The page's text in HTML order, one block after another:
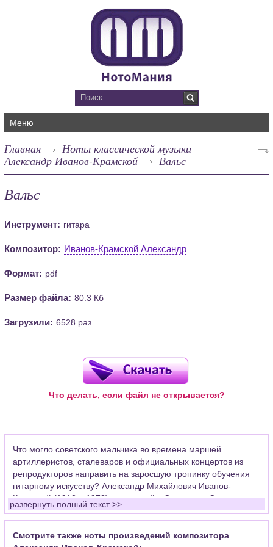
Меню
Главная
Ноты классической музыки
Александр Иванов-Крамской
Вальс
Вальс
Инструмент: гитара
Композитор: Иванов-Крамской Александр
Формат: pdf
Размер файла: 80.3 Кб
Загрузили: 6528 раз
Что делать, если файл не открывается?
Что могло советского мальчика во времена маршей
артиллеристов, сталеваров и официальных концертов из
репродукторов направить на заросшую тропинку обучения
гитарному искусству? Александр Михайлович Иванов-
Крамской (1912 – 1973), известный в Советском Союзе как
автор "Школы игры на шестиструнной гитаре" тоже не думал
о гитаре, как серьезном профессиональном инструменте и
занимался в музыкальной школе по классу скрипки.
развернуть полный текст >>
Смотрите также ноты произведений композитора